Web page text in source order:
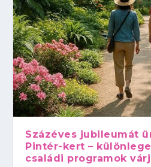
Százéves jubileumát
Pintér-kert –
családi programok